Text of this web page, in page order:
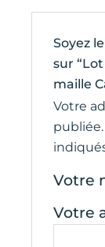
Soyez
sur
maille
Votre
publiée.
Votre
Votre